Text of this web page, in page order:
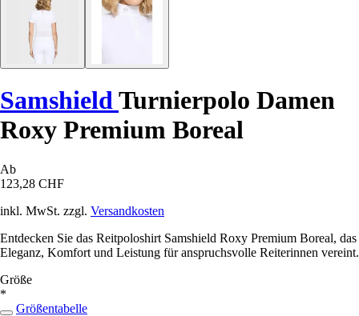
SamshieldTurnierpolo Damen
Roxy Premium Boreal
Ab
123,28 CHF
inkl. MwSt. zzgl. Versandkosten
Entdecken Sie das Reitpoloshirt Samshield Roxy Premium Boreal, das
Eleganz, Komfort und Leistung für anspruchsvolle Reiterinnen vereint.
Größe
*
Größentabelle